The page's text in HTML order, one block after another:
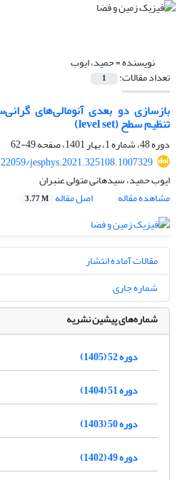
نویسنده =حمید، ایوب
تعداد مقالات: 1
بازسازی دو بعدی آنومالی‌‌های
تنظیم سطح (level set)
دوره 48، شماره 1، بهار 1401، صفحه
49-62
jesphys.2021.325108.1007329
ایوب حمید، سیدهانی متولی عنبران
مشاهده مقاله
اصل مقاله 3.77 M
مقالات آماده انتشار
شماره جاری
شماره‌های پیشین نشریه
دوره 52 (1405)
دوره 51 (1404)
دوره 50 (1403)
دوره 49 (1402)